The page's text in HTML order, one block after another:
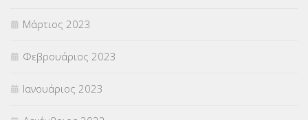
Μάρτιος 2023
Φεβρουάριος 2023
Ιανουάριος 2023